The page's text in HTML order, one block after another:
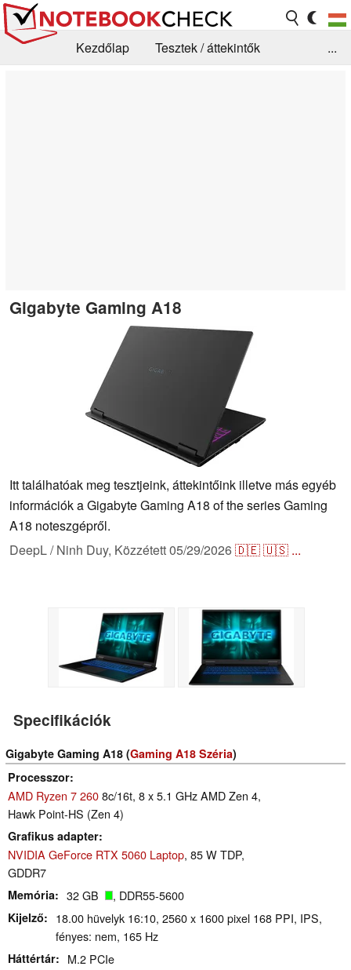
Kezdőlap
Tesztek / áttekintők
...
Gigabyte Gaming A18
Itt találhatóak meg tesztjeink, áttekintőink illetve más egyéb
információk a Gigabyte Gaming A18 of the series Gaming
A18 noteszgépről.
DeepL / Ninh Duy, Közzétett05/29/2026🇩🇪🇺🇸 ...
Specifikációk
Gigabyte Gaming A18 (Gaming A18 Széria)
Processzor
AMD Ryzen 7 2608c/16t, 8 x 5.1 GHz AMD Zen 4,
Hawk Point-HS (Zen 4)
Grafikus adapter
NVIDIA GeForce RTX 5060 Laptop, 85 W TDP,
GDDR7
Memória 32 GB , DDR55-5600
Kijelző
18.00 hüvelyk 16:10, 2560 x 1600 pixel 168 PPI, IPS,
fényes: nem, 165 Hz
Háttértár M.2 PCIe